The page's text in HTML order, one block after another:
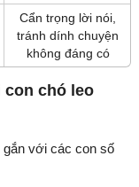
Cẩn trọng lời nói,
tránh dính chuyện
không đáng có
con chó leo
với các con số